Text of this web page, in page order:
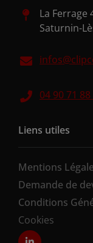
La Ferrage
Saturnin-
04 90 71
Liens utiles
Mentions
Demande de
Conditions
Cookies